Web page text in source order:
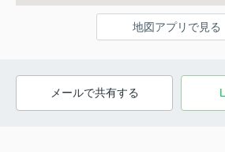
地図アプリで見る
メールで共有する